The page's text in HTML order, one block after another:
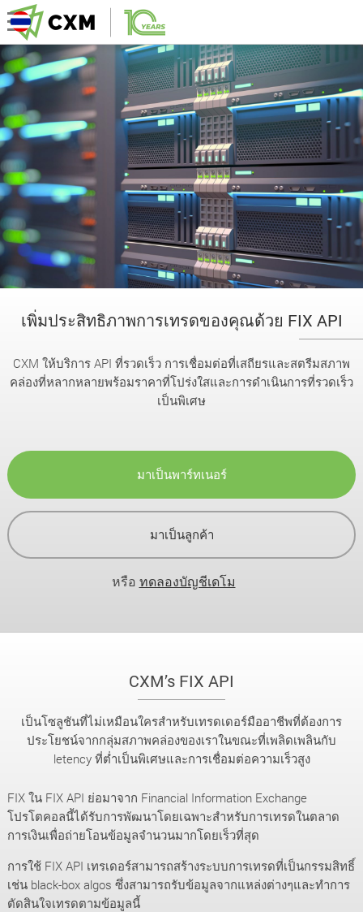
เพิ่มประสิทธิภาพการเทรดของคุณด้วย FIX API
CXM ให้บริการ API ที่รวดเร็ว การเชื่อมต่อที่เสถียรและสตรีมสภาพ
คล่องที่หลากหลายพร้อมราคาที่โปร่งใสและการดำเนินการที่รวดเร็ว
เป็นพิเศษ
มาเป็นพาร์ทเนอร์
มาเป็นลูกค้า
หรือ ทดลองบัญชีเดโม
CXM’s FIX API
เป็นโซลูชันที่ไม่เหมือนใครสำหรับเทรดเดอร์มืออาชีพที่ต้องการ
ประโยชน์จากกลุ่มสภาพคล่องของเราในขณะที่เพลิดเพลินกับ
letency ที่ต่ำเป็นพิเศษและการเชื่อมต่อความเร็วสูง
FIX ใน FIX API ย่อมาจาก Financial Information Exchange
โปรโตคอลนี้ได้รับการพัฒนาโดยเฉพาะสำหรับการเทรดในตลาด
การเงินเพื่อถ่ายโอนข้อมูลจำนวนมากโดยเร็วที่สุด
การใช้ FIX API เทรเดอร์สามารถสร้างระบบการเทรดที่เป็นกรรมสิทธิ์
เช่น black-box algos ซึ่งสามารถรับข้อมูลจากแหล่งต่างๆและทำการ
ตัดสินใจเทรดตามข้อมูลนี้